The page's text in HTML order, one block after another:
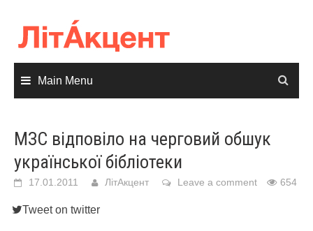
content
Main Menu
МЗС відповіло на черговий обшук
української бібліотеки
17.01.2011 ЛітАкцент Leave a comment 654
Tweet on twitter